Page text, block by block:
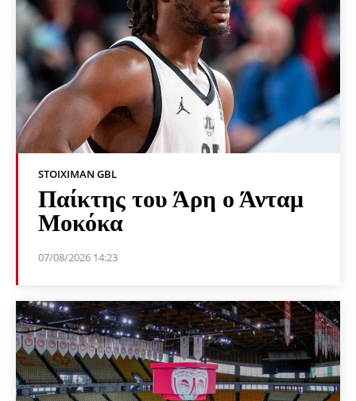
STOIXIMAN GBL
Παίκτης του Άρη ο Άνταμ
Μοκόκα
07/08/2026 14:23